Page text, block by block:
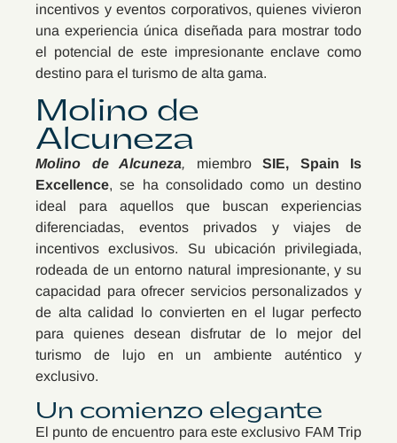
incentivos y eventos corporativos, quienes vivieron
una experiencia única diseñada para mostrar todo
el potencial de este impresionante enclave como
destino para el turismo de alta gama.
Molino de
Alcuneza
Molino de Alcuneza, miembro SIE, Spain Is
Excellence, se ha consolidado como un destino
ideal para aquellos que buscan experiencias
diferenciadas, eventos privados y viajes de
incentivos exclusivos. Su ubicación privilegiada,
rodeada de un entorno natural impresionante, y su
capacidad para ofrecer servicios personalizados y
de alta calidad lo convierten en el lugar perfecto
para quienes desean disfrutar de lo mejor del
turismo de lujo en un ambiente auténtico y
exclusivo.
Un comienzo elegante
El punto de encuentro para este exclusivo FAM Trip